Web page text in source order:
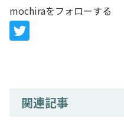
mochiraをフォローする
関連記事